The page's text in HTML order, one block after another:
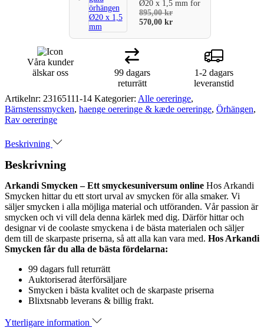
Ø20 x 1,5 mmfor
895,00kr
570,00kr
Våra kunder
älskar oss
99 dagars
returrätt
1-2 dagars
leveranstid
Artikelnr: 23165111-14 Kategorier: Alle oereringe,
Bärnstenssmycken, haenge oereringe & kæde oereringe, Örhängen,
Rav oereringe
Beskrivning
Beskrivning
Arkandi Smycken – Ett smyckesuniversum online Hos Arkandi
Smycken hittar du ett stort urval av smycken för alla smaker. Vi
säljer smycken i alla möjliga material och utföranden. Vår passion är
smycken och vi vill dela denna kärlek med dig. Därför hittar och
designar vi de coolaste smyckena i de bästa materialen och säljer
dem till de skarpaste priserna, så att alla kan vara med. Hos Arkandi
Smycken får du alla de bästa fördelarna:
99 dagars full returrätt
Auktoriserad återförsäljare
Smycken i bästa kvalitet och de skarpaste priserna
Blixtsnabb leverans & billig frakt.
Ytterligare information